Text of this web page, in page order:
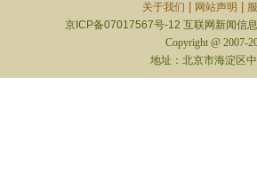
关于我们 网站声明
京ICP备07017567号-12 互联网新闻信
Copyright @ 2007-
地址：北京市海淀区